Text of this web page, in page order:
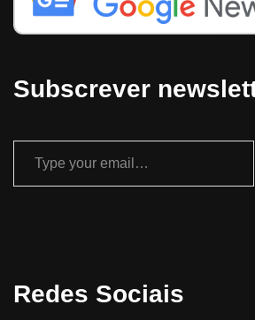
Subscrever
Redes Sociais